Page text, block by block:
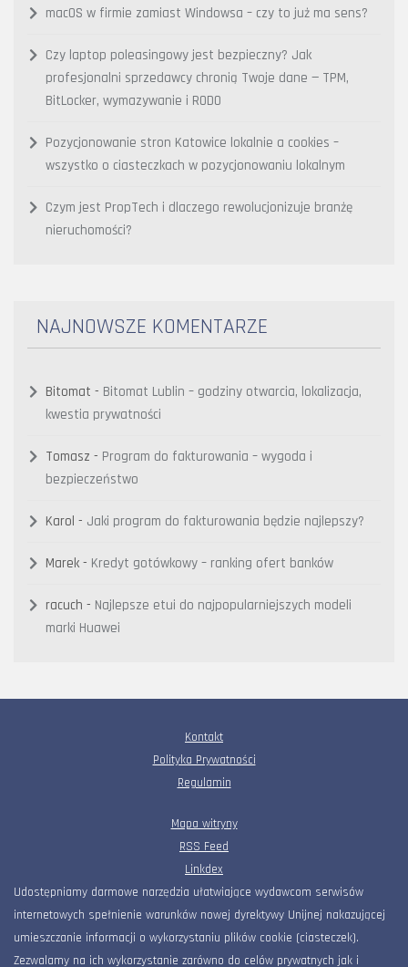
macOS w firmie zamiast Windowsa – czy to już ma sens?
Czy laptop poleasingowy jest bezpieczny? Jak
profesjonalni sprzedawcy chronią Twoje dane — TPM,
BitLocker, wymazywanie i RODO
Pozycjonowanie stron Katowice lokalnie a cookies –
wszystko o ciasteczkach w pozycjonowaniu lokalnym
Czym jest PropTech i dlaczego rewolucjonizuje branżę
nieruchomości?
NAJNOWSZE KOMENTARZE
Bitomat - Bitomat Lublin – godziny otwarcia, lokalizacja,
kwestia prywatności
Tomasz - Program do fakturowania – wygoda i
bezpieczeństwo
Karol - Jaki program do fakturowania będzie najlepszy?
Marek - Kredyt gotówkowy – ranking ofert banków
racuch - Najlepsze etui do najpopularniejszych modeli
marki Huawei
Kontakt
Polityka Prywatności
Regulamin
Mapa witryny
RSS Feed
Linkdex
Udostępniamy darmowe narzędzia ułatwiające wydawcom serwisów
internetowych spełnienie warunków nowej dyrektywy Unijnej nakazującej
umieszczanie informacji o wykorzystaniu plików cookie (ciasteczek).
Zezwalamy na ich wykorzystanie zarówno do celów prywatnych jak i